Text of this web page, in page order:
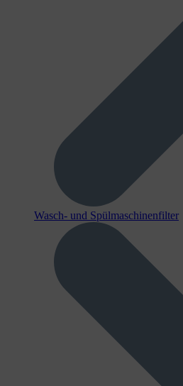
Wasch- und Spülmaschinenfilter